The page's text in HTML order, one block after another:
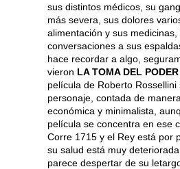
sus distintos médicos, su
más severa, sus dolores
alimentación y sus medicinas,
conversaciones a sus
hace recordar a algo,
vieron LA TOMA DEL
película de Roberto Rossellini
personaje, contada de
económica y minimalista,
película se concentra en ese
Corre 1715 y el Rey está por
su salud está muy
parece despertar de su